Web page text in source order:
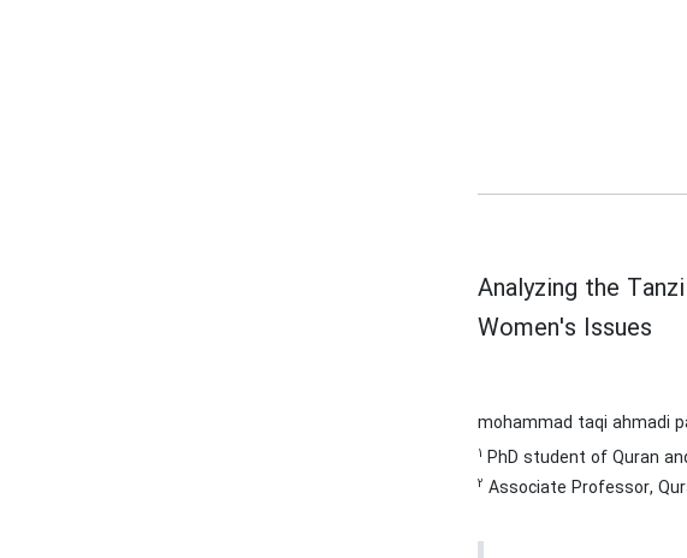
Analyzing the
Women's Issues
mohammad taqi ahmadi
1 PhD student of Quran
2 Associate Professor,